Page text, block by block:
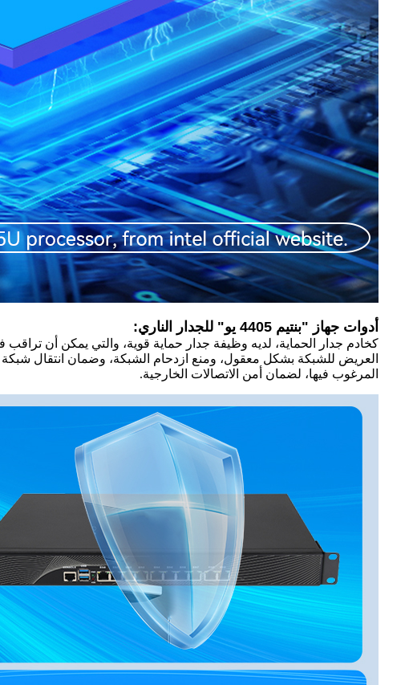
أدوات جهاز "بنتيم 4405 يو" للجدار الناري:
كخادم جدار الحماية، لديه وظيفة جدار حماية قوية، والتي يمكن أن
العريض للشبكة بشكل معقول، ومنع ازدحام الشبكة، وضمان انتقال
المرغوب فيها، لضمان أمن الاتصالات الخارجية.